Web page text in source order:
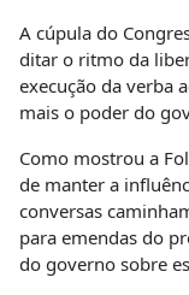
A cúpula do
ditar o ritmo da
execução da verba
mais o poder do
Como mostrou a
de manter a
conversas
para emendas do
do governo sobre